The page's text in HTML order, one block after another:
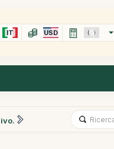
IT USD